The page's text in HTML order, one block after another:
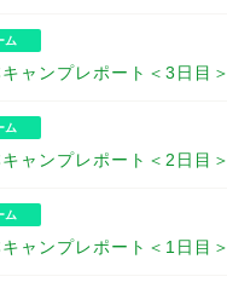
ム
ャンプレポート＜3日目＞
ム
ャンプレポート＜2日目＞
ム
ャンプレポート＜1日目＞